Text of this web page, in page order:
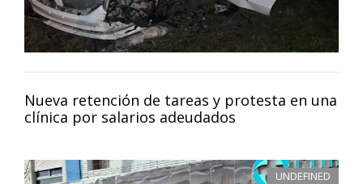
Nueva retención de tareas y protesta en una
clínica por salarios adeudados
UNDEFINED